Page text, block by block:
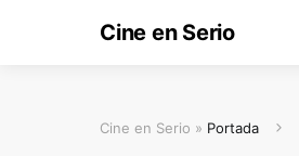
Cine en Serio
Cine en Serio » Portada